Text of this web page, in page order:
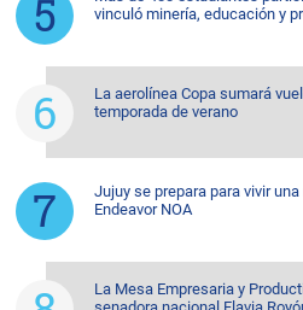
vinculó minería, educación y
La aerolínea Copa sumará
temporada de verano
Jujuy se prepara para vivir
Endeavor NOA
La Mesa Empresaria y